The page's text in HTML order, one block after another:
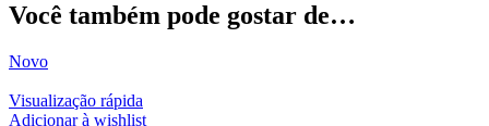
Você também pode gostar de…
Novo
Visualização rápida
Adicionar à wishlist